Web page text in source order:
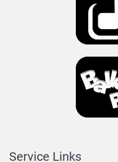
Service Links